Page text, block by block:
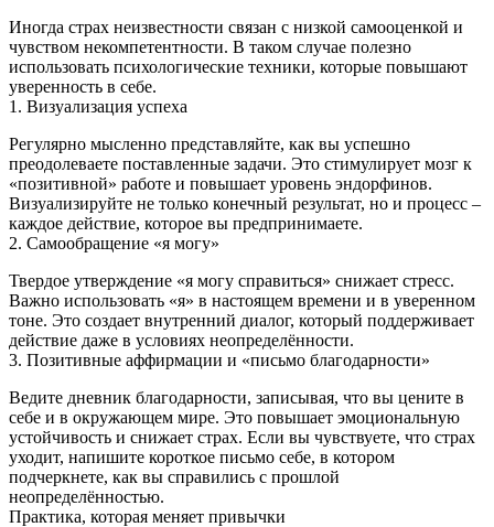
Иногда страх неизвестности связан с низкой самооценкой и
чувством некомпетентности. В таком случае полезно
использовать психологические техники, которые повышают
уверенность в себе.
1. Визуализация успеха
Регулярно мысленно представляйте, как вы успешно
преодолеваете поставленные задачи. Это стимулирует мозг к
«позитивной» работе и повышает уровень эндорфинов.
Визуализируйте не только конечный результат, но и процесс –
каждое действие, которое вы предпринимаете.
2. Самообращение «я могу»
Твердое утверждение «я могу справиться» снижает стресс.
Важно использовать «я» в настоящем времени и в уверенном
тоне. Это создает внутренний диалог, который поддерживает
действие даже в условиях неопределённости.
3. Позитивные аффирмации и «письмо благодарности»
Ведите дневник благодарности, записывая, что вы цените в
себе и в окружающем мире. Это повышает эмоциональную
устойчивость и снижает страх. Если вы чувствуете, что страх
уходит, напишите короткое письмо себе, в котором
подчеркнете, как вы справились с прошлой
неопределённостью.
Практика, которая меняет привычки